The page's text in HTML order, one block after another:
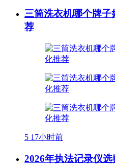
三筒洗衣机哪个牌
荐
5 17小时前
2026年执法记录仪